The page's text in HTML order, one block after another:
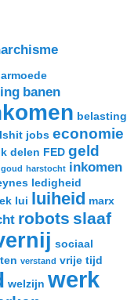
armoede
banen
belasting
jobs economie
delen FED geld
goud harstocht inkomen
ledigheid
lui luiheid marx
robots slaaf
sociaal
verstand vrije tijd
welzijn werk